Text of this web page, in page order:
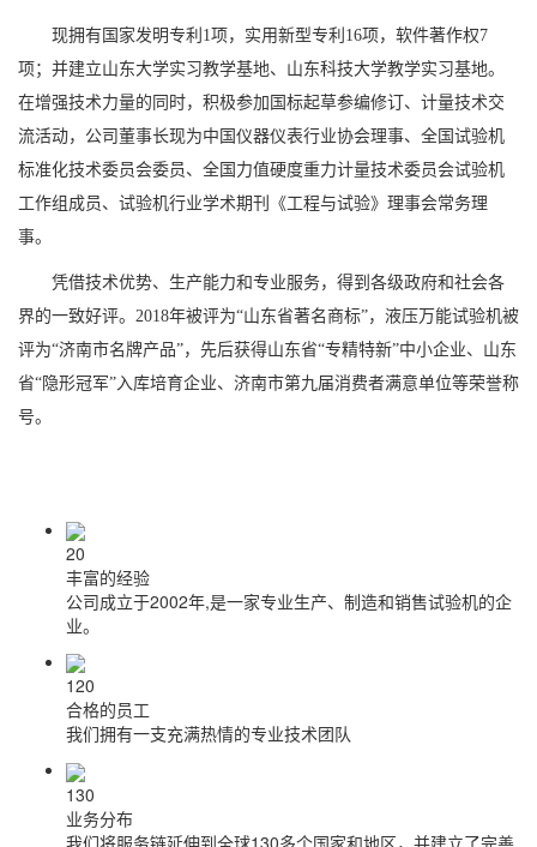
现拥有国家发明专利 1项，实用新型专利16项，软件著作权7
项；并建立山东大学实习教学基地、山东科技大学教学实习基地。
在增强技术力量的同时，积极参加国标起草参编修订、计量技术交
流活动，公司董事长现为中国仪器仪表行业协会理事、全国试验机
标准化技术委员会委员、全国力值硬度重力计量技术委员会试验机
工作组成员、试验机行业学术期刊《工程与试验》理事会常务理
事。
凭借技术优势、生产能力和专业服务， 得到各级政府和社会各
界的一致好评。 2018年被评为“山东省著名商标”，液压万能试验机被
评为“济南市名牌产品”，先后获得山东省“专精特新”中小企业、山东
省“隐形冠军”入库培育企业、济南市第九届消费者满意单位等荣誉称
号。
20
丰富的经验
公司成立于2002年,是一家专业生产、制造和销售试验机的企
业。
120
合格的员工
我们拥有一支充满热情的专业技术团队
130
业务分布
我们将服务链延伸到全球130多个国家和地区，并建立了完善